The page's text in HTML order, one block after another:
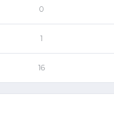
0
1
16